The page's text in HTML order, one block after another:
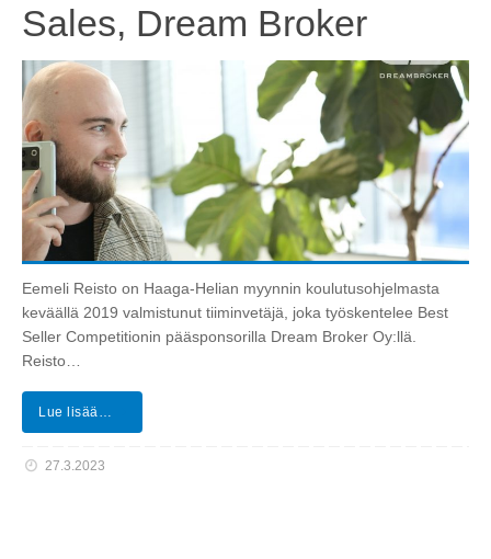
Sales, Dream Broker
Eemeli Reisto on Haaga-Helian myynnin koulutusohjelmasta
keväällä 2019 valmistunut tiiminvetäjä, joka työskentelee Best
Seller Competitionin pääsponsorilla Dream Broker Oy:llä.
Reisto…
Lue lisää…
27.3.2023